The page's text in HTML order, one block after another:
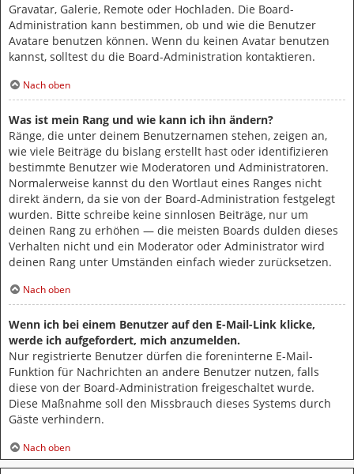
Gravatar, Galerie, Remote oder Hochladen. Die Board-
Administration kann bestimmen, ob und wie die Benutzer
Avatare benutzen können. Wenn du keinen Avatar benutzen
kannst, solltest du die Board-Administration kontaktieren.
Nach oben
Was ist mein Rang und wie kann ich ihn ändern?
Ränge, die unter deinem Benutzernamen stehen, zeigen an,
wie viele Beiträge du bislang erstellt hast oder identifizieren
bestimmte Benutzer wie Moderatoren und Administratoren.
Normalerweise kannst du den Wortlaut eines Ranges nicht
direkt ändern, da sie von der Board-Administration festgelegt
wurden. Bitte schreibe keine sinnlosen Beiträge, nur um
deinen Rang zu erhöhen — die meisten Boards dulden dieses
Verhalten nicht und ein Moderator oder Administrator wird
deinen Rang unter Umständen einfach wieder zurücksetzen.
Nach oben
Wenn ich bei einem Benutzer auf den E-Mail-Link klicke,
werde ich aufgefordert, mich anzumelden.
Nur registrierte Benutzer dürfen die foreninterne E-Mail-
Funktion für Nachrichten an andere Benutzer nutzen, falls
diese von der Board-Administration freigeschaltet wurde.
Diese Maßnahme soll den Missbrauch dieses Systems durch
Gäste verhindern.
Nach oben